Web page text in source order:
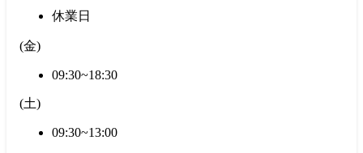
休業日
(金)
09:30~18:30
(土)
09:30~13:00